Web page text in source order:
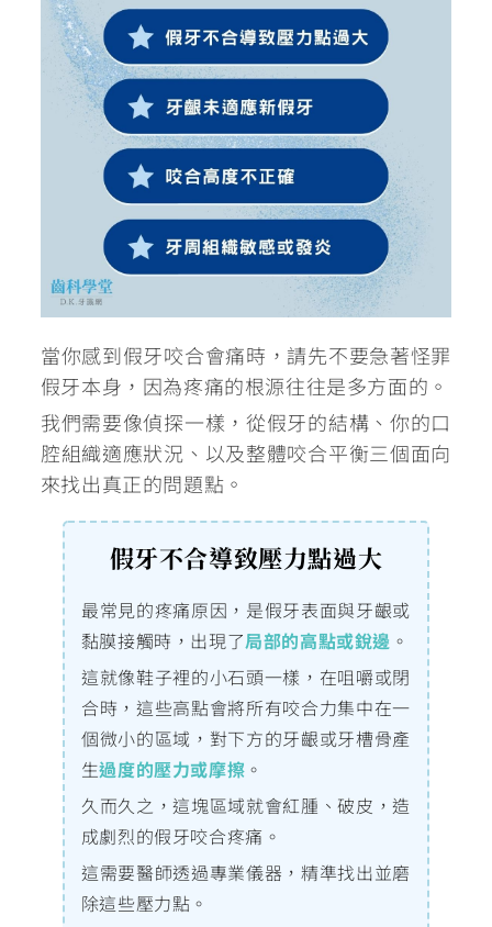
當你感到假牙咬合會痛時，請先不要急著怪罪
假牙本身，因為疼痛的根源往往是多方面的。
我們需要像偵探一樣，從假牙的結構、你的口
腔組織適應狀況、以及整體咬合平衡三個面向
來找出真正的問題點。
假牙不合導致壓力點過大
最常見的疼痛原因，是假牙表面與牙齦或
黏膜接觸時，出現了局部的高點或銳邊 。
這就像鞋子裡的小石頭一樣，在咀嚼或閉
合時，這些高點會將所有咬合力集中在一
個微小的區域，對下方的牙齦或牙槽骨產
生過度的壓力或摩擦 。
久而久之，這塊區域就會紅腫、破皮，造
成劇烈的假牙咬合疼痛。
這需要醫師透過專業儀器，精準找出並磨
除這些壓力點。